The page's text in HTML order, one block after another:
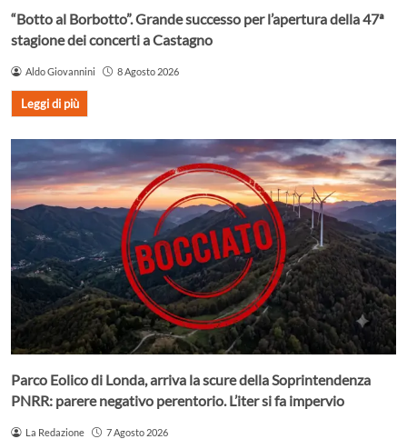
“Botto al Borbotto”. Grande successo per l’apertura della 47ª
stagione dei concerti a Castagno
Aldo Giovannini 8 Agosto 2026
Leggi di più
Parco Eolico di Londa, arriva la scure della Soprintendenza
PNRR: parere negativo perentorio. L’iter si fa impervio
La Redazione 7 Agosto 2026